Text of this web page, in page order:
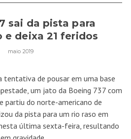
sai da pista para
e deixa 21 feridos
maio 2019
tentativa de pousar em uma base
um jato da Boeing 737 com
partiu do norte-americano de
da pista para um rio raso em
última sexta-feira, resultando